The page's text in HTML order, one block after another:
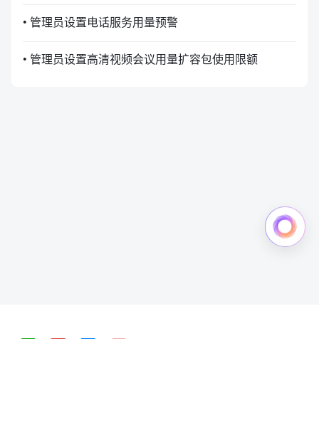
• 管理员设置电话服务用量预警
• 管理员设置高清视频会议用量扩容包使用限额